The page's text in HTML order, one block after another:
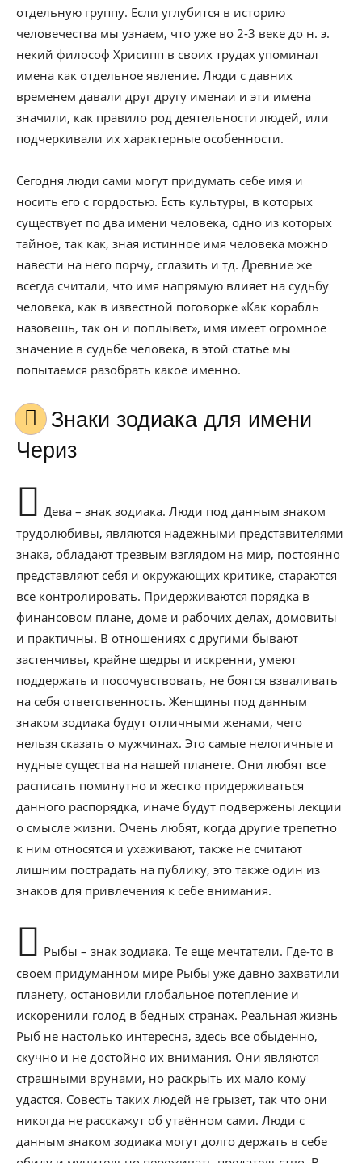
отдельную группу. Если углубится в историю
человечества мы узнаем, что уже во 2-3 веке до н. э.
некий философ Хрисипп в своих трудах упоминал
имена как отдельное явление. Люди с давних
временем давали друг другу именаи и эти имена
значили, как правило род деятельности людей, или
подчеркивали их характерные особенности.
Сегодня люди сами могут придумать себе имя и
носить его с гордостью. Есть культуры, в которых
существует по два имени человека, одно из которых
тайное, так как, зная истинное имя человека можно
навести на него порчу, сглазить и тд. Древние же
всегда считали, что имя напрямую влияет на судьбу
человека, как в известной поговорке «Как корабль
назовешь, так он и поплывет», имя имеет огромное
значение в судьбе человека, в этой статье мы
попытаемся разобрать какое именно.
Знаки зодиака для имени
Чериз
Дева – знак зодиака. Люди под данным знаком
трудолюбивы, являются надежными представителями
знака, обладают трезвым взглядом на мир, постоянно
представляют себя и окружающих критике, стараются
все контролировать. Придерживаются порядка в
финансовом плане, доме и рабочих делах, домовиты
и практичны. В отношениях с другими бывают
застенчивы, крайне щедры и искренни, умеют
поддержать и посочувствовать, не боятся взваливать
на себя ответственность. Женщины под данным
знаком зодиака будут отличными женами, чего
нельзя сказать о мужчинах. Это самые нелогичные и
нудные существа на нашей планете. Они любят все
расписать поминутно и жестко придерживаться
данного распорядка, иначе будут подвержены лекции
о смысле жизни. Очень любят, когда другие трепетно
к ним относятся и ухаживают, также не считают
лишним пострадать на публику, это также один из
знаков для привлечения к себе внимания.
Рыбы – знак зодиака. Те еще мечтатели. Где-то в
своем придуманном мире Рыбы уже давно захватили
планету, остановили глобальное потепление и
искоренили голод в бедных странах. Реальная жизнь
Рыб не настолько интересна, здесь все обыденно,
скучно и не достойно их внимания. Они являются
страшными врунами, но раскрыть их мало кому
удастся. Совесть таких людей не грызет, так что они
никогда не расскажут об утаённом сами. Люди с
данным знаком зодиака могут долго держать в себе